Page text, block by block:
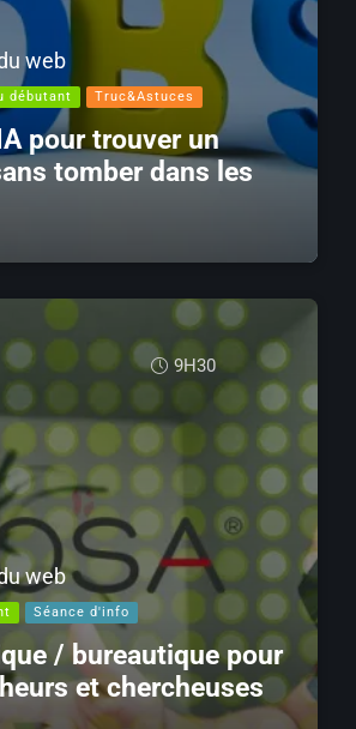
web
débutant Truc&Astuces
pour trouver un
tomber dans les
9H30
web
Séance d'info
/ bureautique pour
et chercheuses